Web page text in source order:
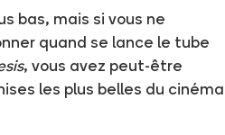
bas, mais si vous ne
quand se lance le tube
, vous avez peut-être
les plus belles du cinéma